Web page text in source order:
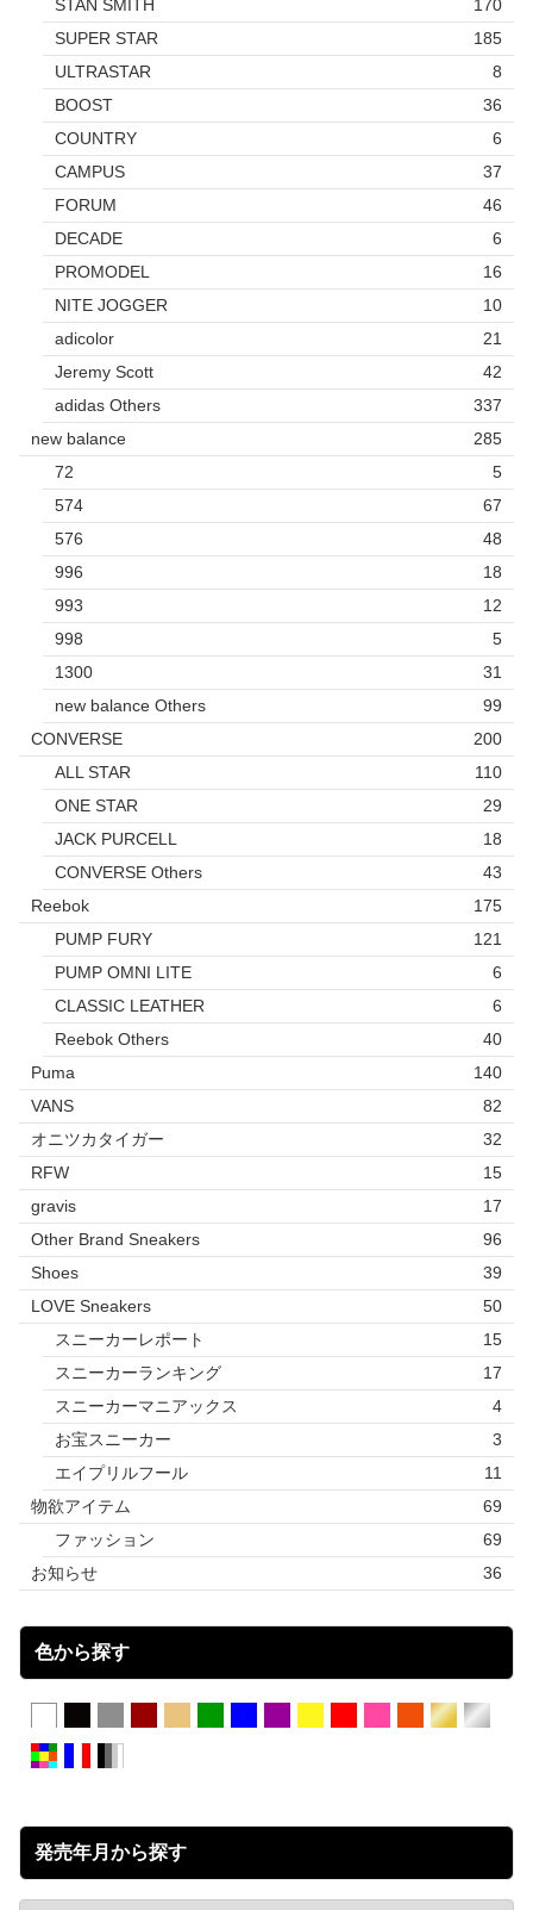
STAN SMITH
170
SUPER STAR
185
ULTRASTAR
8
BOOST
36
COUNTRY
6
CAMPUS
37
FORUM
46
DECADE
6
PROMODEL
16
NITE JOGGER
10
adicolor
21
Jeremy Scott
42
adidas Others
337
new balance
285
72
5
574
67
576
48
996
18
993
12
998
5
1300
31
new balance Others
99
CONVERSE
200
ALL STAR
110
ONE STAR
29
JACK PURCELL
18
CONVERSE Others
43
Reebok
175
PUMP FURY
121
PUMP OMNI LITE
6
CLASSIC LEATHER
6
Reebok Others
40
Puma
140
VANS
82
オニツカタイガー
32
RFW
15
gravis
17
Other Brand Sneakers
96
Shoes
39
LOVE Sneakers
50
スニーカーレポート
15
スニーカーランキング
17
スニーカーマニアックス
4
お宝スニーカー
3
エイプリルフール
11
物欲アイテム
69
ファッション
69
お知らせ
36
色から探す
発売年月から探す